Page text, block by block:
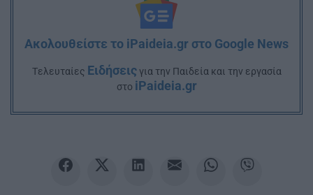
Ακολουθείστε το iPaideia.gr στο Google News
Tελευταίες Ειδήσειςγια την Παιδεία και την εργασία
στο iPaideia.gr